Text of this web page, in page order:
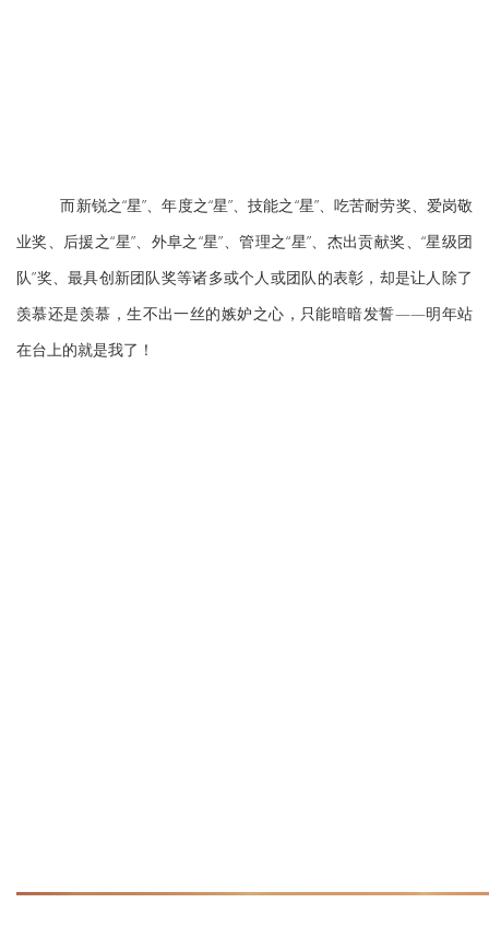
而新锐之“星”、年度之“星”、技能之“星”、吃苦耐劳奖、爱岗敬
业奖、后援之“星”、外阜之“星”、管理之“星”、杰出贡献奖、“星级团
队”奖、最具创新团队奖等诸多或个人或团队的表彰，却是让人除了
羡慕还是羡慕，生不出一丝的嫉妒之心，只能暗暗发誓——明年站
在台上的就是我了！